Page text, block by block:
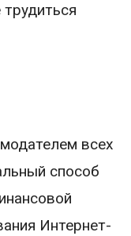
всех
способ
Интернет-